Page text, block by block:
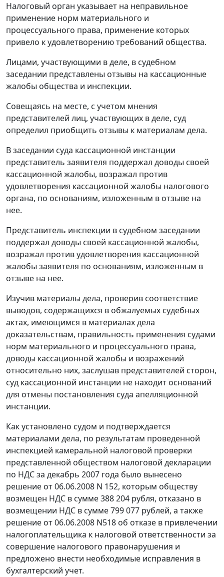
Налоговый орган указывает на неправильное
применение норм материального и
процессуального права, применение которых
привело к удовлетворению требований общества.
Лицами, участвующими в деле, в судебном
заседании представлены отзывы на кассационные
жалобы общества и инспекции.
Совещаясь на месте, с учетом мнения
представителей лиц, участвующих в деле, суд
определил приобщить отзывы к материалам дела.
В заседании суда кассационной инстанции
представитель заявителя поддержал доводы своей
кассационной жалобы, возражал против
удовлетворения кассационной жалобы налогового
органа, по основаниям, изложенным в отзыве на
нее.
Представитель инспекции в судебном заседании
поддержал доводы своей кассационной жалобы,
возражал против удовлетворения кассационной
жалобы заявителя по основаниям, изложенным в
отзыве на нее.
Изучив материалы дела, проверив соответствие
выводов, содержащихся в обжалуемых судебных
актах, имеющимся в материалах дела
доказательствам, правильность применения судами
норм материального и процессуального права,
доводы кассационной жалобы и возражений
относительно них, заслушав представителей сторон,
суд кассационной инстанции не находит оснований
для отмены постановления суда апелляционной
инстанции.
Как установлено судом и подтверждается
материалами дела, по результатам проведенной
инспекцией камеральной налоговой проверки
представленной обществом налоговой декларации
по НДС за декабрь 2007 года было вынесено
решение от 06.06.2008 N 152, которым обществу
возмещен НДС в сумме 388 204 рубля, отказано в
возмещении НДС в сумме 799 077 рублей, а также
решение от 06.06.2008 N518 об отказе в привлечении
налогоплательщика к налоговой ответственности за
совершение налогового правонарушения и
предложено внести необходимые исправления в
бухгалтерский учет.